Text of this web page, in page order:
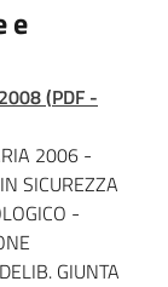
e
(PDF -
2006 -
SICUREZZA
-
GIUNTA